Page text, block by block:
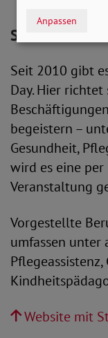
Seit 2010
Seit 2010 gibt
Day. Hier
begeistern –
Gesundheit,
wird es eine
Veranstaltung
Vorgestellte
umfassen unter
Website mit
Anpassen